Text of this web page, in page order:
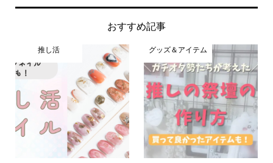
おすすめ記事
推し活 グッズ＆アイテム